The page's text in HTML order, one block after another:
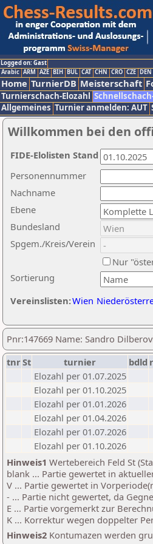
Logged on: Gast
Arabic ARM AZE BIH BUL CAT CHN CRO CZE DEN
Home TurnierDB Meisterschaft
Turnierschach-Elozahl
Allgemeines Turnier anmelden: AUT
Willkommen bei den
Nachname
Ebene
Sortierung
Personennummer
Bundesland
Spgem./Kreis/Verein
Nur
Vereinslisten:Wien
FIDE-Elolisten Stand
Pnr:147669 Name: Sandro
tnrSt turnier bdld
Elozahl per 01.07.2025
Elozahl per 01.10.2025
Elozahl per 01.01.2026
Elozahl per 01.04.2026
Elozahl per 01.07.2026
Elozahl per 01.10.2026
Hinweis1 Wertebereich Feld St
blank ... Partie gewertet in
V ... Partie gewertet in
- ... Partie nicht gewertet, da
E ... Partie vorgemerkt zur
K ... Korrektur wegen doppelter
Hinweis2 Kontumazen werden